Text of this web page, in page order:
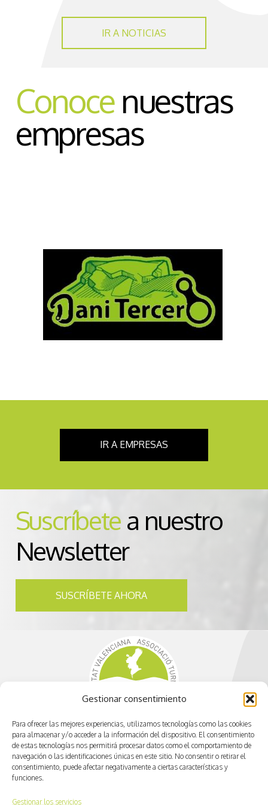
Gestionar consentimiento
Para ofrecer las mejores experiencias, utilizamos tecnologías como las cookies
para almacenar y/o acceder a la información del dispositivo. El consentimiento
de estas tecnologías nos permitirá procesar datos como el comportamiento de
navegación o las identificaciones únicas en este sitio. No consentir o retirar el
consentimiento, puede afectar negativamente a ciertas características y
funciones.
Gestionar los servicios
IR A NOTICIAS
Conocenuestras
empresas
IR A EMPRESAS
Suscríbete a nuestro
Newsletter
SUSCRÍBETE AHORA